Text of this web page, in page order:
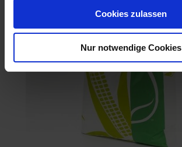
Cookies zulassen
Nur notwendige Cookies